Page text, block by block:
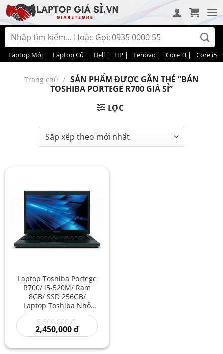
Bỏ
qua
nội
dung
Tìm
kiếm:
Laptop Mới | Laptop Cũ | Dell | HP | Lenovo | Core i3 | Core i5 |
Trang chủ / SẢN PHẨM ĐƯỢC GẮN THẺ “BÁN
TOSHIBA PORTEGE R700 GIÁ SỈ”
LỌC
Laptop Toshiba Portege
R700/ i5-520M/ Ram
8GB/ SSD 256GB/
Laptop Toshiba Nhỏ
Gọn Gia Re/ Core i5
Thời Trang Giá Rẻ
5,500,000₫
gốc
là:
2,450,000₫Giá
hiện
là: